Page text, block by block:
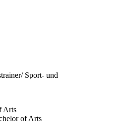
Sport- und
Arts
of Arts